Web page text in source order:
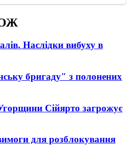
Наслідки вибуху в
бригаду" з полонених
Сійярто загрожує
для розблокування